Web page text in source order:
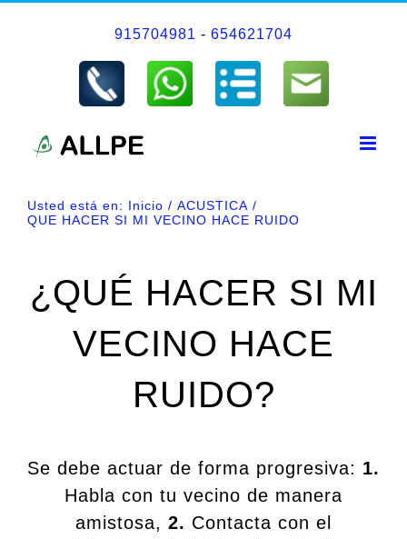
915704981 - 654621704
Usted está en: Inicio
ACUSTICA
QUE HACER SI MI VECINO HACE RUIDO
¿QUÉ HACER SI MI
VECINO HACE
RUIDO?
Se debe actuar de forma progresiva: 1.
Habla con tu vecino de manera
amistosa, 2. Contacta con el